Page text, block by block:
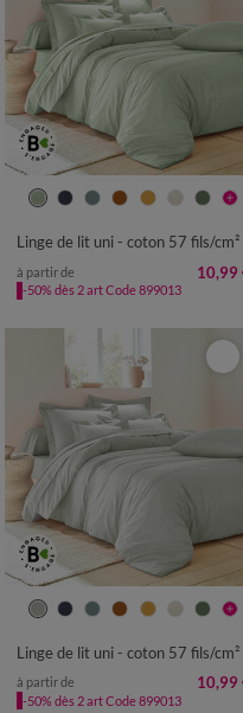
Linge de lit uni - coton 57 fils/cm²
à partir de 10,99
-50% dès 2 art Code 899013
Linge de lit uni - coton 57 fils/cm²
à partir de 10,99
-50% dès 2 art Code 899013